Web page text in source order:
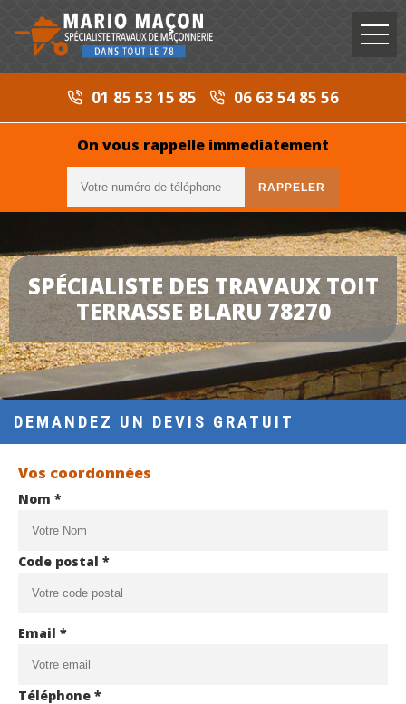
01 85 53 15 85 06 63 54 85 56
On vous rappelle immediatement
SPÉCIALISTE DES TRAVAUX TOIT
TERRASSE BLARU 78270
DEMANDEZ UN DEVIS GRATUIT
Vos coordonnées
Nom *
Code postal *
Email *
Téléphone *